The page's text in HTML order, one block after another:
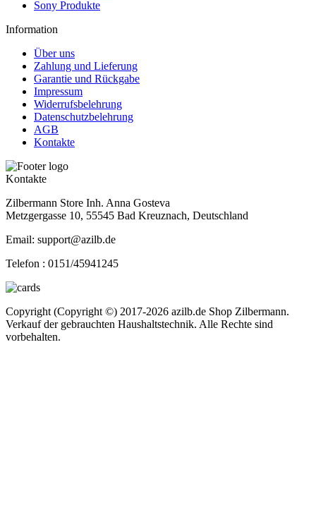
Sony Produkte
Information
Über uns
Zahlung und Lieferung
Garantie und Rückgabe
Impressum
Widerrufsbelehrung
Datenschutzbelehrung
AGB
Kontakte
Kontakte
Zilbermann Store Inh. Anna Gosteva
Metzgergasse 10, 55545 Bad Kreuznach, Deutschland
Email: support@azilb.de
Telefon : 0151/45941245
Copyright (Copyright ©) 2017-2026 azilb.de Shop Zilbermann.
Verkauf der gebrauchten Haushaltstechnik. Alle Rechte sind
vorbehalten.